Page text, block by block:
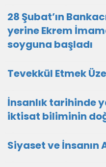
28 Şubat’ın
yerine Ekrem
soyguna başladı
Tevekkül Etmek
İnsanlık tarihinde
iktisat biliminin
Siyaset ve İnsanın